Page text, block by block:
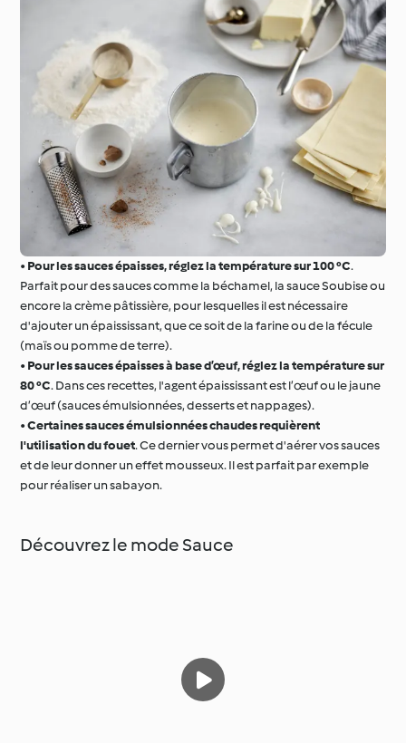
• Pour les sauces épaisses, réglez la température sur 100 °C.
Parfait pour des sauces comme la béchamel, la sauce Soubise ou
encore la crème pâtissière, pour lesquelles il est nécessaire
d'ajouter un épaississant, que ce soit de la farine ou de la fécule
(maïs ou pomme de terre).
• Pour les sauces épaisses à base d’œuf, réglez la température sur
80 °C. Dans ces recettes, l'agent épaississant est l’œuf ou le jaune
d’œuf (sauces émulsionnées, desserts et nappages).
•Certaines sauces émulsionnées chaudes requièrent
l'utilisation du fouet. Ce dernier vous permet d'aérer vos sauces
et de leur donner un effet mousseux. Il est parfait par exemple
pour réaliser un sabayon.
Découvrez le mode Sauce